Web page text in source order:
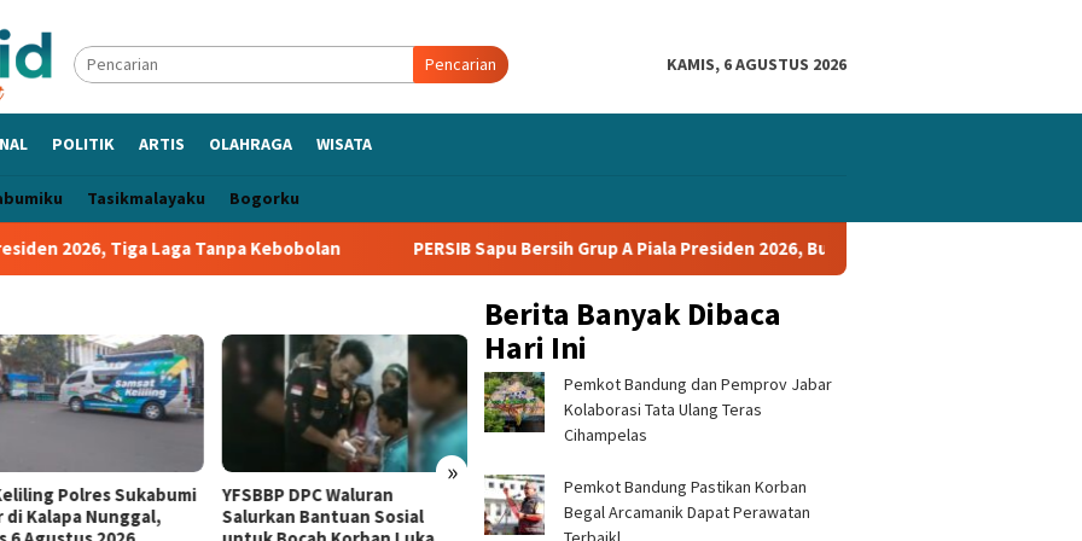
Pencarian KAMIS, 6 AGUSTUS 2026
POLITIK ARTIS OLAHRAGA WISATA
Tasikmalayaku Bogorku
2026, Tiga Laga Tanpa Kebobolan PERSIB Sapu Bersih Grup A Piala Presiden 2026, Bungkam Tampines Rovers 1-0 dan
»
Polres Sukabumi
di Kalapa Nunggal,
YFSBBP DPC Waluran
Salurkan Bantuan Sosial
Kepala Staf Kepresidenan
Tinjau Kesiapan MPLS dan
Kepala Desa di Kecamatan
Ciemas Diduga Diamankan
Berita Banyak Dibaca
Hari Ini
Pemkot Bandung dan Pemprov Jabar
Kolaborasi Tata Ulang Teras
Cihampelas
Pemkot Bandung Pastikan Korban
Begal Arcamanik Dapat Perawatan